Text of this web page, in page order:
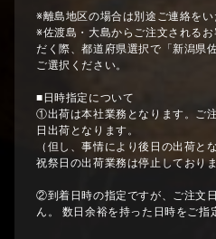
※離島地区の場合は別途ご連絡をい
※佐渡島・大島からご注文される
だく際、都道府県選択で「新潟県
ご選択ください。
■日時指定について
①出荷は本社業務となります。ご
日出荷となります。
（但し、事情により後日の出荷と
祝祭日の出荷業務は停止しておりま
②到着日時の指定ですが、ご注文
ん。 数日余裕を持った日時をご指